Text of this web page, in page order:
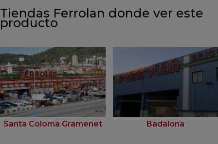
Tiendas Ferrolan donde ver este
producto
Santa Coloma Gramenet Badalona